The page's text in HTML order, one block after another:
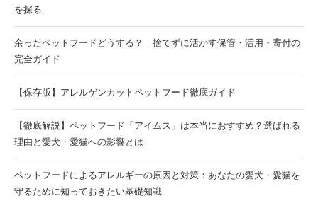
を探る
余ったペットフードどうする？｜捨てずに活かす保管・活用・寄付の
完全ガイド
【保存版】アレルゲンカットペットフード徹底ガイド
【徹底解説】ペットフード「アイムス」は本当におすすめ？選ばれる
理由と愛犬・愛猫への影響とは
ペットフードによるアレルギーの原因と対策：あなたの愛犬・愛猫を
守るために知っておきたい基礎知識